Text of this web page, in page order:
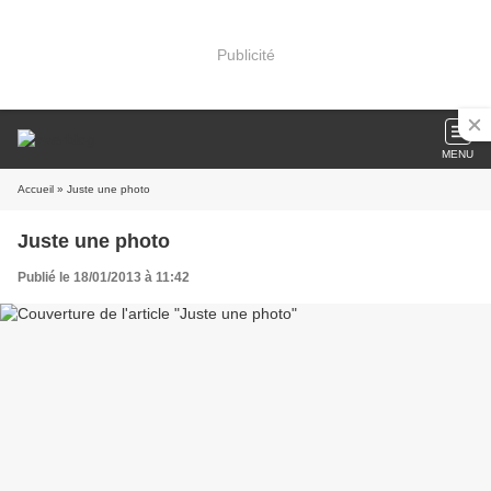
Publicité
MENU
Accueil » Juste une photo
Juste une photo
Publié le 18/01/2013 à 11:42